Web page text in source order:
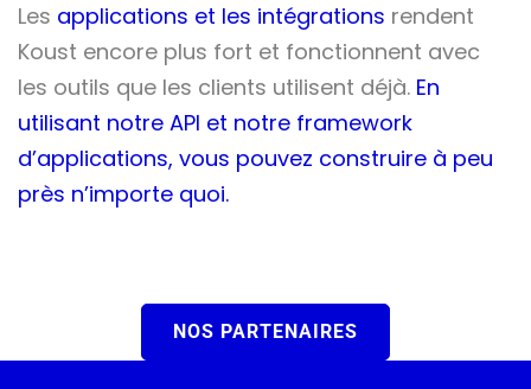
Les applications et les intégrations rendent
Koust encore plus fort et fonctionnent avec
les outils que les clients utilisent déjà. En
utilisant notre API et notre framework
d’applications, vous pouvez construire à peu
près n’importe quoi.
NOS PARTENAIRES